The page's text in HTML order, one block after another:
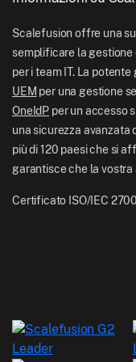
Blog Scalefusion
Sala stampa
Carriere
NZ: +64-9-888-4315
India: +91-63694-45500
Scalefusion offre una
semplificare la
per i team IT. La
UEM per una gestione
OneIdP per un accesso
una sicurezza avanzata
più di 120 paesi che si
garantisce che la vostra
Certificato ISO/IEC